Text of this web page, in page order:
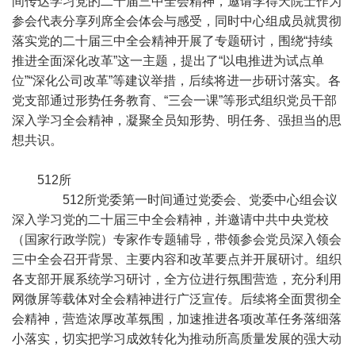
参会代表分享列席全会体会与感受，同时中心组成员就贯彻
落实党的二十届三中全会精神开展了专题研讨，围绕“持续
推进全面深化改革”这一主题，提出了“以电推进为试点单
位”“深化公司改革”等建议举措，后续将进一步研讨落实。各
党支部通过形势任务教育、“三会一课”等形式组织党员干部
深入学习全会精神，凝聚全员知形势、明任务、强担当的思
想共识。
512所
512所党委第一时间通过党委会、党委中心组会议
深入学习党的二十届三中全会精神，并邀请中共中央党校
（国家行政学院）专家作专题辅导，带领参会党员深入领会
三中全会召开背景、主要内容和改革要点并开展研讨。组织
各支部开展系统学习研讨，全方位进行氛围营造，充分利用
网微屏等载体对全会精神进行广泛宣传。后续将全面贯彻全
会精神，营造浓厚改革氛围，加速推进各项改革任务落细落
小落实，切实把学习成效转化为推动所高质量发展的强大动